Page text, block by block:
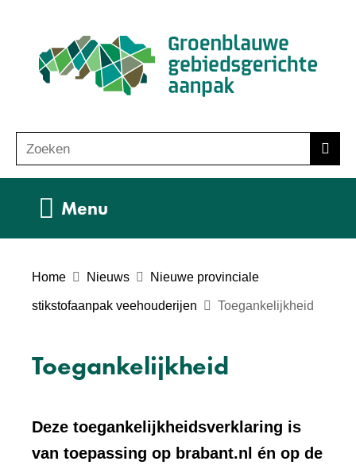
naar
de
inhoud
o
e
Zoeken
Menu
Home Nieuws Nieuwe provinciale
stikstofaanpak veehouderijen Toegankelijkheid
Toegankelijkheid
Deze toegankelijkheidsverklaring is
van toepassing op brabant.nl én op de